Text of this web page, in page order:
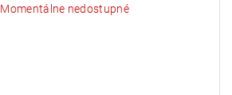
Momentálne nedostupné